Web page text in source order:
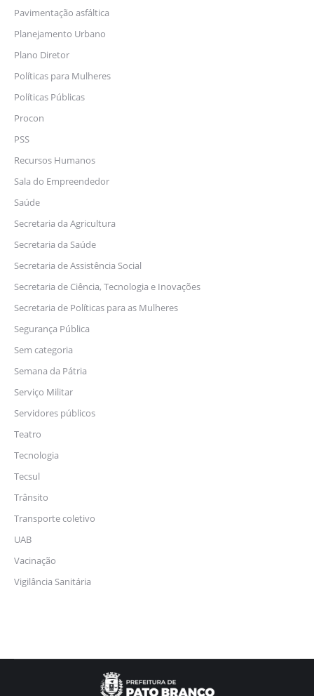
Pavimentação asfáltica
Planejamento Urbano
Plano Diretor
Políticas para Mulheres
Políticas Públicas
Procon
PSS
Recursos Humanos
Sala do Empreendedor
Saúde
Secretaria da Agricultura
Secretaria da Saúde
Secretaria de Assistência Social
Secretaria de Ciência, Tecnologia e Inovações
Secretaria de Políticas para as Mulheres
Segurança Pública
Sem categoria
Semana da Pátria
Serviço Militar
Servidores públicos
Teatro
Tecnologia
Tecsul
Trânsito
Transporte coletivo
UAB
Vacinação
Vigilância Sanitária